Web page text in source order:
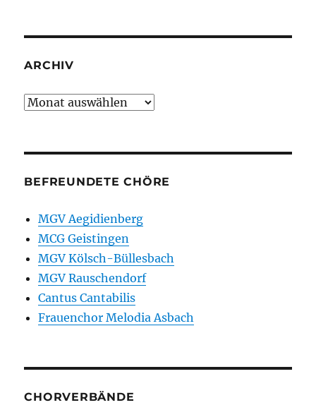
ARCHIV
Archiv
BEFREUNDETE CHÖRE
MGV Aegidienberg
MCG Geistingen
MGV Kölsch-Büllesbach
MGV Rauschendorf
Cantus Cantabilis
Frauenchor Melodia Asbach
CHORVERBÄNDE